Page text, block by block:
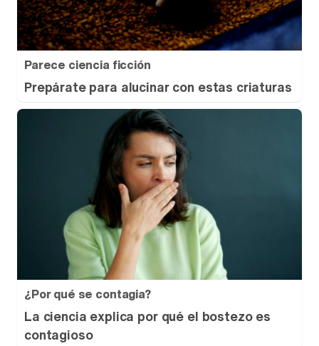
Parece ciencia ficción
Prepárate para alucinar con estas criaturas
¿Por qué se contagia?
La ciencia explica por qué el bostezo es
contagioso